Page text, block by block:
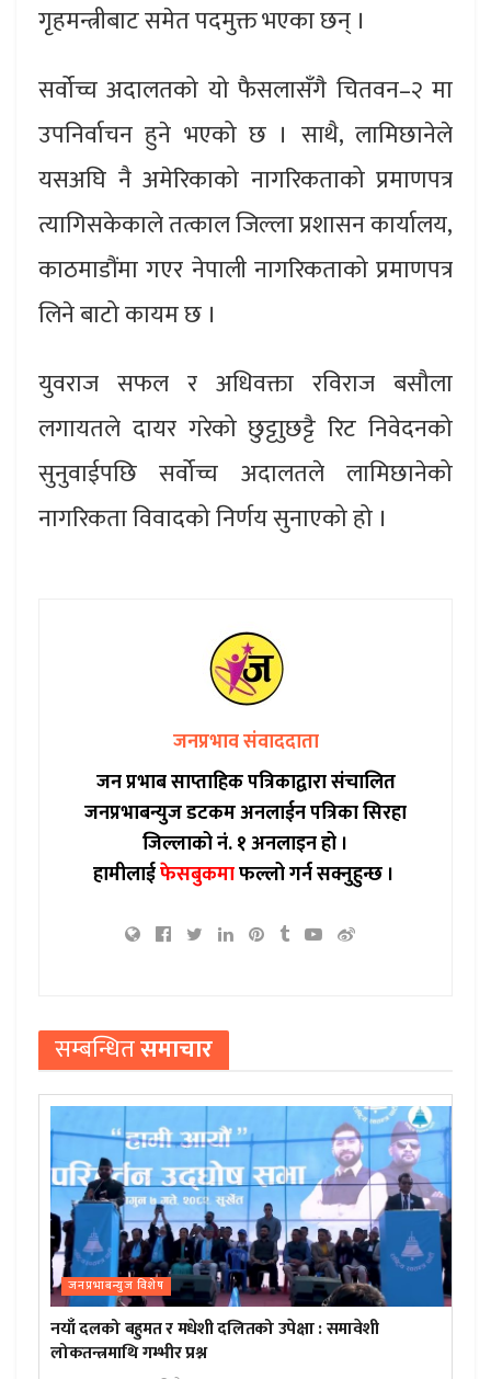
गृहमन्त्रीबाट समेत पदमुक्त भएका छन् ।
सर्वोच्च अदालतको यो फैसलासँगै चितवन–२ मा
उपनिर्वाचन हुने भएको छ । साथै, लामिछानेले
यसअघि नै अमेरिकाको नागरिकताको प्रमाणपत्र
त्यागिसकेकाले तत्काल जिल्ला प्रशासन कार्यालय,
काठमाडौंमा गएर नेपाली नागरिकताको प्रमाणपत्र
लिने बाटो कायम छ ।
युवराज सफल र अधिवक्ता रविराज बसौला
लगायतले दायर गरेको छुट्टाुछट्टै रिट निवेदनको
सुनुवाईपछि सर्वोच्च अदालतले लामिछानेको
नागरिकता विवादको निर्णय सुनाएको हो ।
जनप्रभाव संवाददाता
जन प्रभाब साप्ताहिक पत्रिकाद्वारा संचालित
जनप्रभाबन्युज डटकम अनलाईन पत्रिका सिरहा
जिल्लाको नं. १ अनलाइन हो ।
हामीलाईफेसबुकमाफल्लो गर्न सक्नुहुन्छ ।
सम्बन्धितसमाचार
जनप्रभाबन्युज विशेष
नयाँ दलको बहुमत र मधेशी दलितको उपेक्षा : समावेशी
लोकतन्त्रमाथि गम्भीर प्रश्न